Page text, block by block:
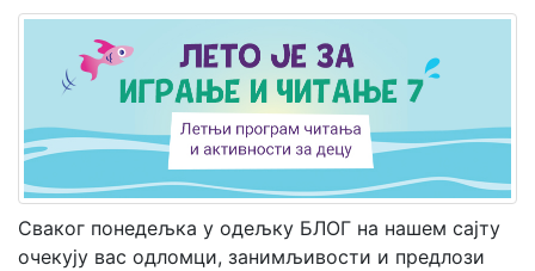
Latinica
Мој
налог
Сваког понедељка у одељку БЛОГ на нашем сајту
очекују вас одломци, занимљивости и предлози